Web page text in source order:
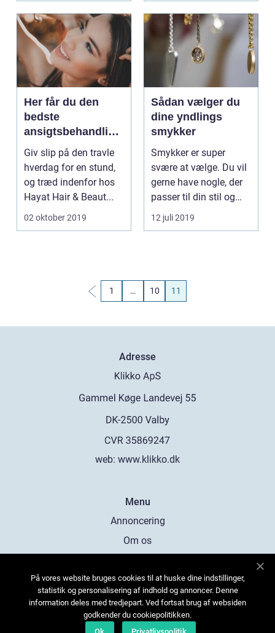
Her får du den
bedste
ansigtsbehandling
i København
Giv slip på den travle
hverdag for en stund,
og træd indenfor hos
Hayat Hair & Beaut...
02 oktober 2019
Sådan vælger du
dine yndlings
smykker
Smykker er super
svære at vælge. Du vil
gerne have nogle, der
passer til din stil og
til...
12 juli 2019
1 … 10 11
Adresse
web: www.klikko.dk
Menu
Annoncering
Om os
Kontakt os
Sitemap
På vores website bruges cookies til at huske dine indstillinger,
statistik og personalisering af indhold og annoncer. Denne
information deles med tredjepart. Ved fortsat brug af websiden
godkender du cookiepolitikken.